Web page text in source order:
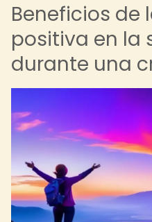
Beneficios de
positiva en la
durante una